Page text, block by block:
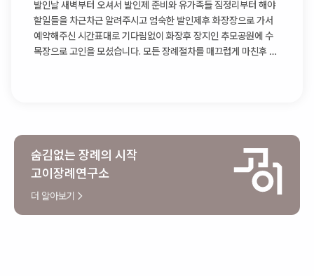
득채워주셨습니다
발인날 새벽부터 오셔서 발인제 준비와 유가족들 짐정리부터 해야
할일들을 차근차근 알려주시고 엄숙한 발인제후 화장장으로 가서
예약해주신 시간표대로 기다림없이 화장후 장지인 추모공원에 수
목장으로 고인을 모셨습니다. 모든 장례절차를 매끄럽게 마친후 다
숨김없는 장례의 시작
고이장례연구소
더 알아보기